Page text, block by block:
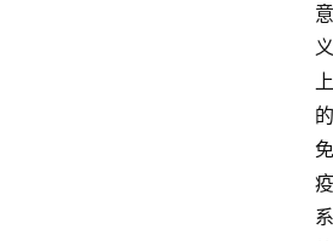
意
义
上
的
免
疫
系